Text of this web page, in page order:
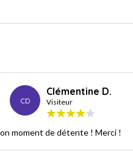
CD
Clémentine D.
Visiteur
moment de détente ! Merci !